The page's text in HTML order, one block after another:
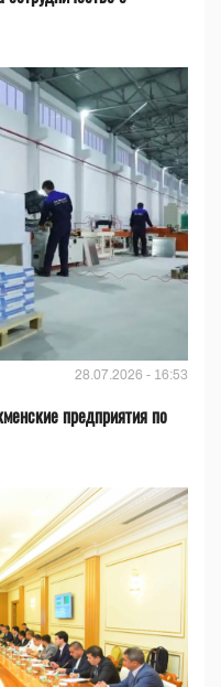
28.07.2026 - 16:53
предприятия по